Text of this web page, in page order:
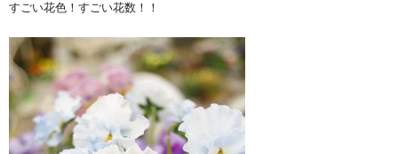
すごい花色！すごい花数！！